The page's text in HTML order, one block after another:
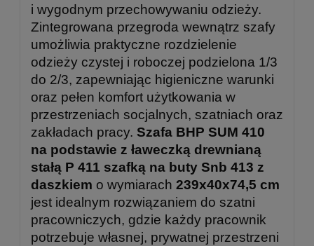
i wygodnym przechowywaniu odzieży.
Zintegrowana przegroda wewnątrz szafy
umożliwia praktyczne rozdzielenie
odzieży czystej i roboczej podzielona 1/3
do 2/3, zapewniając higieniczne warunki
oraz pełen komfort użytkowania w
przestrzeniach socjalnych, szatniach oraz
zakładach pracy. Szafa BHP SUM 410
na podstawie z ławeczką drewnianą
stałą P 411 szafką na buty Snb 413 z
daszkiem o wymiarach 239x40x74,5 cm
jest idealnym rozwiązaniem do szatni
pracowniczych, gdzie każdy pracownik
potrzebuje własnej, prywatnej przestrzeni